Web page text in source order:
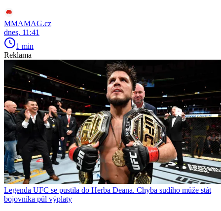
MMAMAG.cz
dnes, 11:41
1 min
Reklama
Legenda UFC se pustila do Herba Deana. Chyba sudího může stát
bojovníka půl výplaty